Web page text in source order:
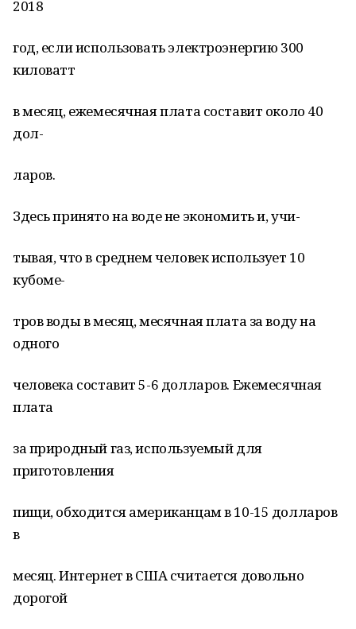
2018
год, если использовать электроэнергию 300
киловатт
в месяц, ежемесячная плата составит около 40
дол-
ларов.
Здесь принято на воде не экономить и, учи-
тывая, что в среднем человек использует 10
кубоме-
тров воды в месяц, месячная плата за воду на
одного
человека составит 5-6 долларов. Ежемесячная
плата
за природный газ, используемый для
приготовления
пищи, обходится американцам в 10-15 долларов
в
месяц. Интернет в США считается довольно
дорогой